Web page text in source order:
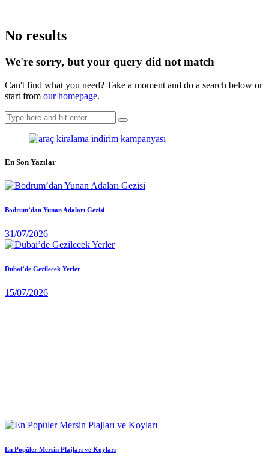
No results
We're sorry, but your query did not match
Can't find what you need? Take a moment and do a search below or
start from our homepage.
En Son Yazılar
Bodrum’dan Yunan Adaları Gezisi
31/07/2026
Dubai’de Gezilecek Yerler
15/07/2026
En Popüler Mersin Plajları ve Koyları